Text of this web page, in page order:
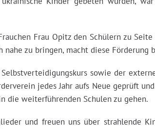
Frau Opitz den Schülern zu
zu bringen, macht diese Förderung
sowie der
jedes Jahr aufs Neue geprüft
die weiterführenden Schulen zu gehen.
und freuen uns über strahlende